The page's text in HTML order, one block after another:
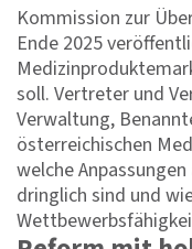
Kommission zur
Ende 2025
soll. Vertreter und
Verwaltung,
österreichischen
welche
dringlich sind und